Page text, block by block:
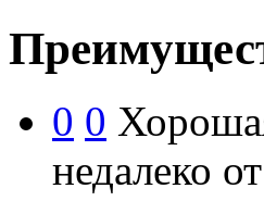
0 0
недалеко